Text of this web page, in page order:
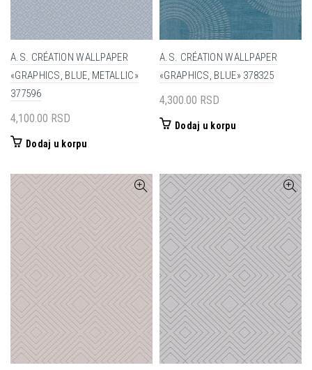
A.S. CRÉATION WALLPAPER
«GRAPHICS, BLUE, METALLIC»
377596
4,100.00 RSD
Dodaj u korpu
A.S. CRÉATION WALLPAPER
«GRAPHICS, BLUE» 378325
4,300.00 RSD
Dodaj u korpu